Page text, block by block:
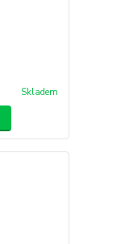
Skladem